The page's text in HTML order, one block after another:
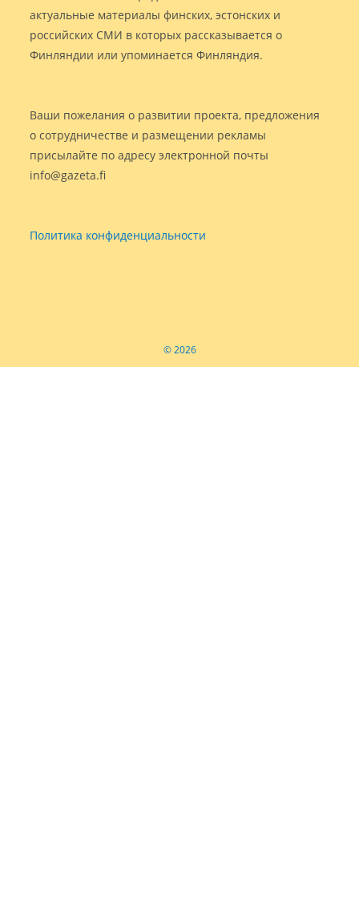
актуальные материалы финских, эстонских и
российских СМИ в которых рассказывается о
Финляндии или упоминается Финляндия.
Ваши пожелания о развитии проекта, предложения
о сотрудничестве и размещении рекламы
присылайте по адресу электронной почты
info@gazeta.fi
Политика конфиденциальности
© 2026